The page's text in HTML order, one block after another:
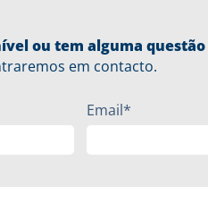
ou tem alguma
em contacto.
Email*